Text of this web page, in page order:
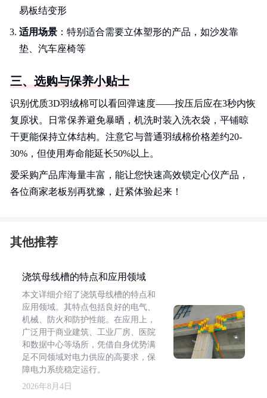
易板结变形
适用场景 ：特别适合需要立体塑形的产品，如沙发靠
垫、汽车座椅等
三、选购与保养小贴士
识别优质3D羽绒棉可以看回弹速度——按压后应在3秒内恢
复原状。日常保养避免暴晒，机洗时装入洗衣袋，平铺晾
干更能保持立体结构。注意它与普通羽绒棉价格差约20-
30%，但使用寿命能延长50%以上。
爱采购产品库海量丰富，能让您快速高效锁定心仪产品，
各位商家老板别再犹豫，赶紧体验起来！
其他推荐
浇筑母线槽的特点和应用领域
本文详细介绍了浇筑母线槽的特点和
应用领域。其特点包括良好的电气、
机械、防火和防护性能。在应用上，
广泛用于商业建筑、工业厂房、医院
和数据中心等场所，凭借自身优势满
足不同领域对电力供应的高要求，保
障电力系统稳定运行。
2026年8月4日